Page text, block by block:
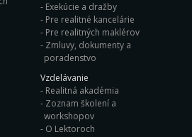
Exekúcie a dražby
Pre realitné kancelárie
Pre realitných maklérov
Zmluvy, dokumenty a
poradenstvo
Vzdelávanie
Realitná akadémia
Zoznam školení a
workshopov
O Lektoroch